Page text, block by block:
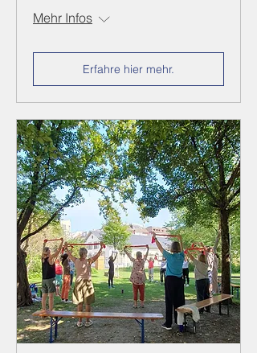
Mehr Infos
Erfahre hier mehr.